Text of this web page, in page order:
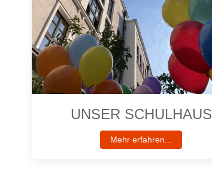
UNSER SCHULHAUS
Mehr erfahren...